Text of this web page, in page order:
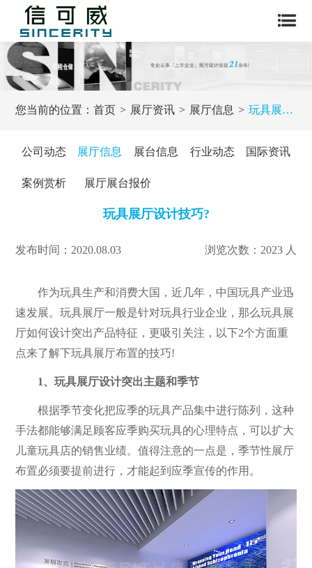
您当前的位置：首页 展厅资讯 展厅信息 玩具展厅设计技巧?
公司动态 展厅信息 展台信息 行业动态 国际资讯
案例赏析 展厅展台报价
玩具展厅设计技巧?
发布时间：2020.08.03 浏览次数：2023 人
作为玩具生产和消费大国，近几年，中国玩具产业迅
速发展。玩具展厅一般是针对玩具行业企业，那么玩具展
厅如何设计突出产品特征，更吸引关注，以下2个方面重
点来了解下玩具展厅布置的技巧!
1、玩具展厅设计突出主题和季节
根据季节变化把应季的玩具产品集中进行陈列，这种
手法都能够满足顾客应季购买玩具的心理特点，可以扩大
儿童玩具店的销售业绩。值得注意的一点是，季节性展厅
布置必须要提前进行，才能起到应季宣传的作用。